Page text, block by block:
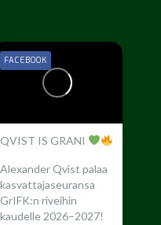
QVIST IS GRANI
Alexander Qvist palaa
kasvattajaseuransa
GrIFK:n riveihin
kaudelle 2026–2027!
FACEBOOK